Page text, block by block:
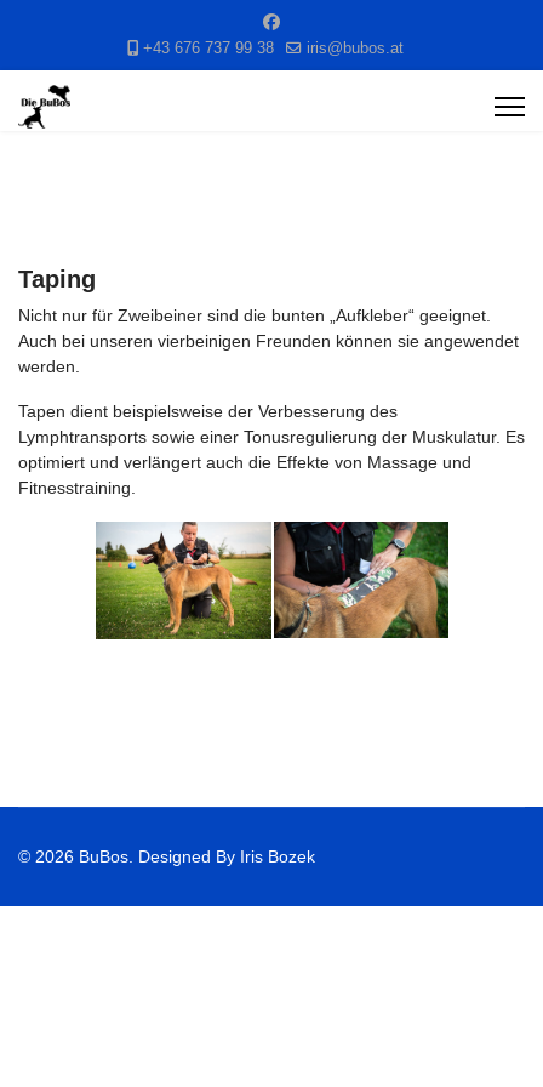
+43 676 737 99 38 iris@bubos.at
Taping
Nicht nur für Zweibeiner sind die bunten „Aufkleber“ geeignet.
Auch bei unseren vierbeinigen Freunden können sie angewendet
werden.
Tapen dient beispielsweise der Verbesserung des
Lymphtransports sowie einer Tonusregulierung der Muskulatur. Es
optimiert und verlängert auch die Effekte von Massage und
Fitnesstraining.
© 2026 BuBos. Designed By Iris Bozek